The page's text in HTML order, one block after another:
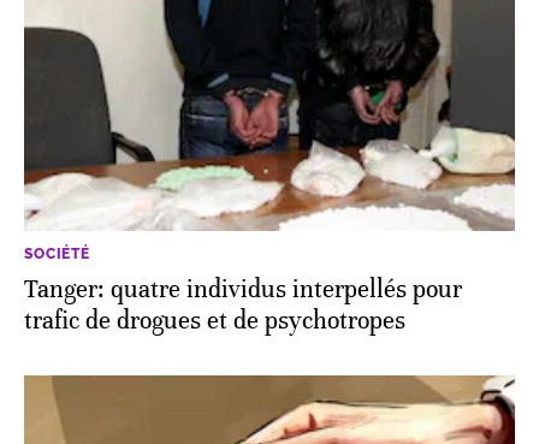
SOCIÉTÉ
Tanger: quatre individus interpellés pour
trafic de drogues et de psychotropes